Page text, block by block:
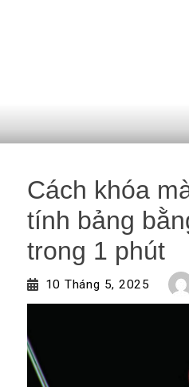
Cách khóa
tính bảng
trong 1 phút
10 Tháng 5, 2025